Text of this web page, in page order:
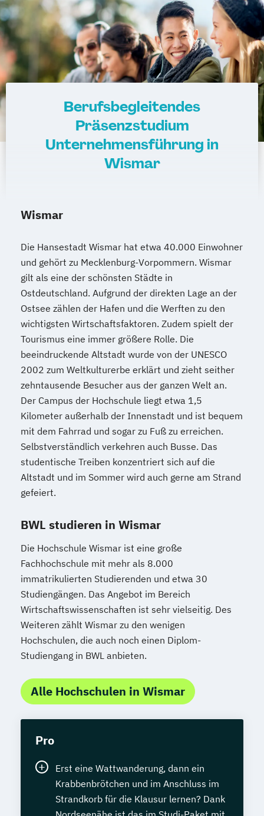
Berufsbegleitendes
Präsenzstudium
Unternehmensführung in
Wismar
Wismar
Die Hansestadt Wismar hat etwa 40.000 Einwohner
und gehört zu Mecklenburg-Vorpommern. Wismar
gilt als eine der schönsten Städte in
Ostdeutschland. Aufgrund der direkten Lage an der
Ostsee zählen der Hafen und die Werften zu den
wichtigsten Wirtschaftsfaktoren. Zudem spielt der
Tourismus eine immer größere Rolle. Die
beeindruckende Altstadt wurde von der UNESCO
2002 zum Weltkulturerbe erklärt und zieht seither
zehntausende Besucher aus der ganzen Welt an.
Der Campus der Hochschule liegt etwa 1,5
Kilometer außerhalb der Innenstadt und ist bequem
mit dem Fahrrad und sogar zu Fuß zu erreichen.
Selbstverständlich verkehren auch Busse. Das
studentische Treiben konzentriert sich auf die
Altstadt und im Sommer wird auch gerne am Strand
gefeiert.
BWL studieren in Wismar
Die Hochschule Wismar ist eine große
Fachhochschule mit mehr als 8.000
immatrikulierten Studierenden und etwa 30
Studiengängen. Das Angebot im Bereich
Wirtschaftswissenschaften ist sehr vielseitig. Des
Weiteren zählt Wismar zu den wenigen
Hochschulen, die auch noch einen Diplom-
Studiengang in BWL anbieten.
Alle Hochschulen in Wismar
Pro
Erst eine Wattwanderung, dann ein
Krabbenbrötchen und im Anschluss im
Strandkorb für die Klausur lernen? Dank